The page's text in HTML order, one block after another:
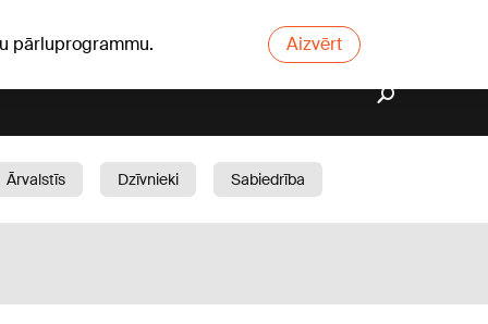
pārluprogrammu. Aizvērt
Ārvalstīs Dzīvnieki
Sabiedrība